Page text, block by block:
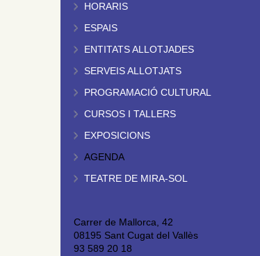
HORARIS
ESPAIS
ENTITATS ALLOTJADES
SERVEIS ALLOTJATS
PROGRAMACIÓ CULTURAL
CURSOS I TALLERS
EXPOSICIONS
AGENDA
TEATRE DE MIRA-SOL
Carrer de Mallorca, 42
08195 Sant Cugat del Vallès
93 589 20 18